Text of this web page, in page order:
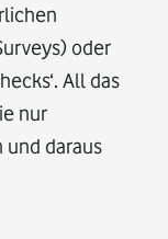
oder
All das
nur
und daraus